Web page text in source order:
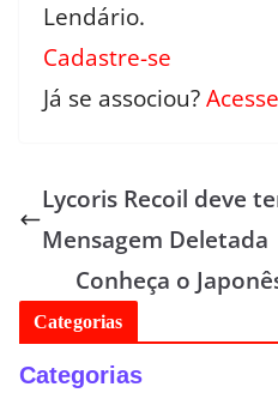
Lendário.
Cadastre-se
Já se associou?
Lycoris Recoil deve
Mensagem Deletada
Conheça o
Categorias
Categorias